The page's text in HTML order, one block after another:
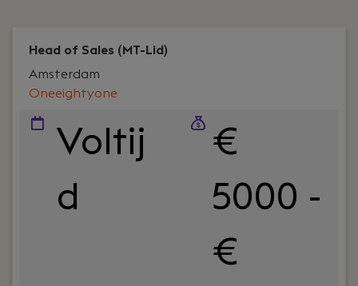
Head of Sales (MT-Lid)
Oneeightyone
Amsterdam
Voltij
d
€
5000 -
€